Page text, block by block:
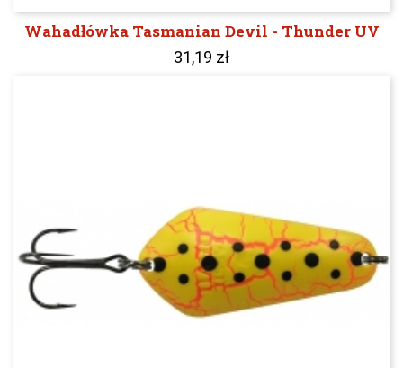
Wahadłówka Tasmanian Devil - Thunder UV
31,19 zł